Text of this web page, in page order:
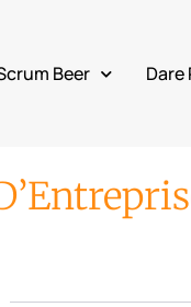
Beer Dare